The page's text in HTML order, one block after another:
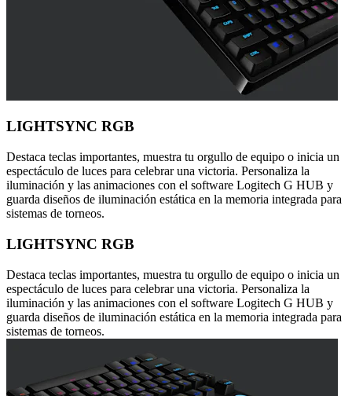
LIGHTSYNC RGB
Destaca teclas importantes, muestra tu orgullo de equipo o inicia un
espectáculo de luces para celebrar una victoria. Personaliza la
iluminación y las animaciones con el software Logitech G HUB y
guarda diseños de iluminación estática en la memoria integrada para
sistemas de torneos.
LIGHTSYNC RGB
Destaca teclas importantes, muestra tu orgullo de equipo o inicia un
espectáculo de luces para celebrar una victoria. Personaliza la
iluminación y las animaciones con el software Logitech G HUB y
guarda diseños de iluminación estática en la memoria integrada para
sistemas de torneos.